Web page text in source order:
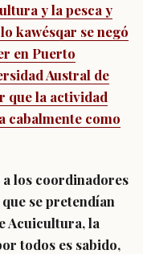
y la pesca y
kawésqar se negó
en Puerto
Austral de
que la actividad
cabalmente como
los coordinadores
se pretendían
Acuicultura, la
todos es sabido,